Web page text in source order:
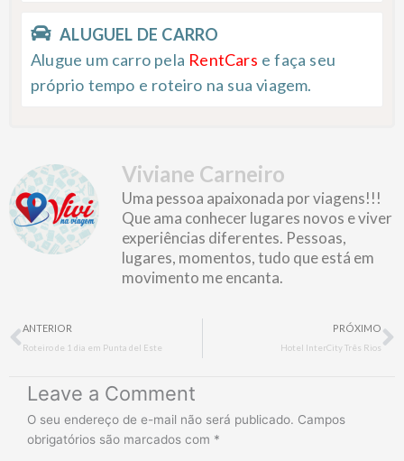
ALUGUEL DE CARRO
Alugue um carro pela RentCars e faça seu
próprio tempo e roteiro na sua viagem.
Viviane Carneiro
Uma pessoa apaixonada por viagens!!!
Que ama conhecer lugares novos e viver
experiências diferentes. Pessoas,
lugares, momentos, tudo que está em
movimento me encanta.
Prev
ANTERIOR
Roteiro de 1 dia em Punta del Este
PRÓXIMO
Hotel InterCity Três Rios
Leave a Comment
O seu endereço de e-mail não será publicado. Campos
obrigatórios são marcados com *